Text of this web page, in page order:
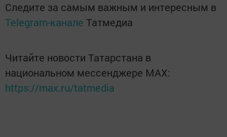
Следите за самым важным и интересным в
Telegram-канале Татмедиа
Читайте новости Татарстана в
национальном мессенджере MАХ:
https://max.ru/tatmedia